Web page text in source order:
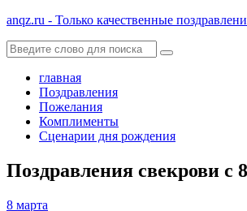
anqz.ru - Только качественные
главная
Поздравления
Пожелания
Комплименты
Сценарии дня рождения
Поздравления свекрови с
8 марта